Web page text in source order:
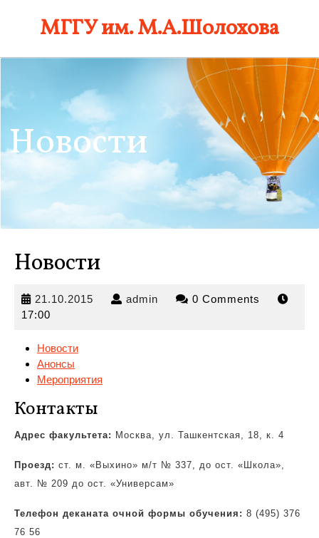
МГГУ им. М.А.Шолохова
Новости
Новости
21.10.2015 21.10.2015
admin admin 0 Comments
17:00
Новости
Анонсы
Мероприятия
Контакты
Адрес факультета: Москва, ул. Ташкентская, 18, к. 4
Проезд: ст. м. «Выхино» м/т № 337, до ост. «Школа»,
авт. № 209 до ост. «Универсам»
Телефон деканата очной формы обучения: 8 (495) 376
76 56